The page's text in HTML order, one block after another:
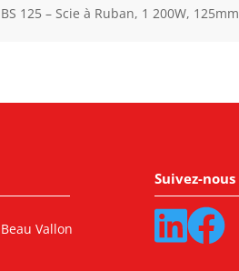
BS 125 – Scie à Ruban, 1 200W, 125mm
Vallon
Suivez-nous